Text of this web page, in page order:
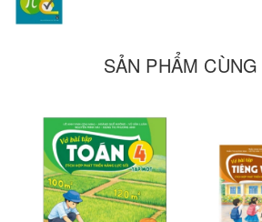
kỳ thi đại học năm 2022.
Tác giả: nhiều tác giả
Năm Xuất Bản 2022
Bìa mềm
NXB: Nhà Xuất Bản Giáo Dục Việt Nam
SẢN PHẨM CÙNG